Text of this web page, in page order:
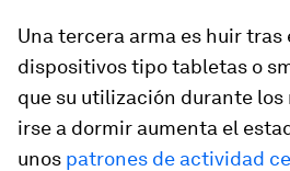
Una tercera arma es huir tras
dispositivos tipo tabletas o
que su utilización durante
irse a dormir aumenta el
unos patrones de actividad